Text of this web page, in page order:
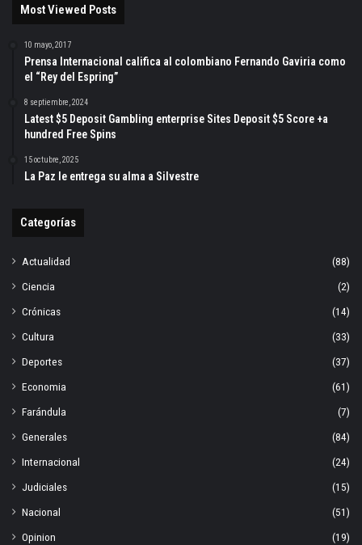
Most Viewed Posts
10 mayo, 2017
Prensa Internacional califica al colombiano Fernando Gaviria como
el “Rey del Espring”
8 septiembre, 2024
Latest $5 Deposit Gambling enterprise Sites Deposit $5 Score +a
hundred Free Spins
15 octubre, 2025
La Paz le entrega su alma a Silvestre
Categorías
Actualidad
(88)
Ciencia
(2)
Crónicas
(14)
Cultura
(33)
Deportes
(37)
Economia
(61)
Farándula
(7)
Generales
(84)
Internacional
(24)
Judiciales
(15)
Nacional
(51)
Opinion
(19)